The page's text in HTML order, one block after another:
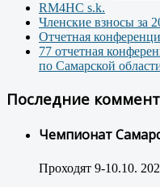
RM4HC s.k.
Членские взносы за
Отчетная
77 отчетная
по Самарской
Последние
Чемпионат
Проходят 9-10.10.